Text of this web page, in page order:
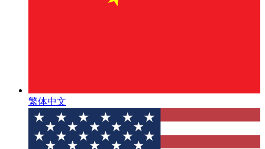
繁体中文